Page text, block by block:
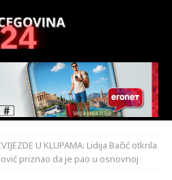
U KLUPAMA: Lidija Bačić otkrila
priznao da je pao u osnovnoj